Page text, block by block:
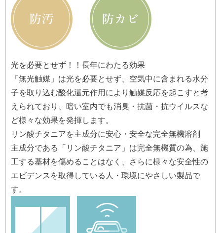
光を必要とせず！！長年にわたる効果
「無光触媒」は光を必要とせず、空気中に含まれる水分
子を取り込む酸化還元作用により触媒反応を起こすと考
えられており、暗い室内でも消臭・抗菌・抗ウイルスな
ど様々な効果を発揮します。
リン酸チタニアを主成分に安心・安全な完全無機溶剤
主成分である「リン酸チタニア」は完全無機質の為、施
工する基材を傷めることはなく、さらに様々な安全性の
エビデンスを取得している人・環境にやさしい製品で
す。